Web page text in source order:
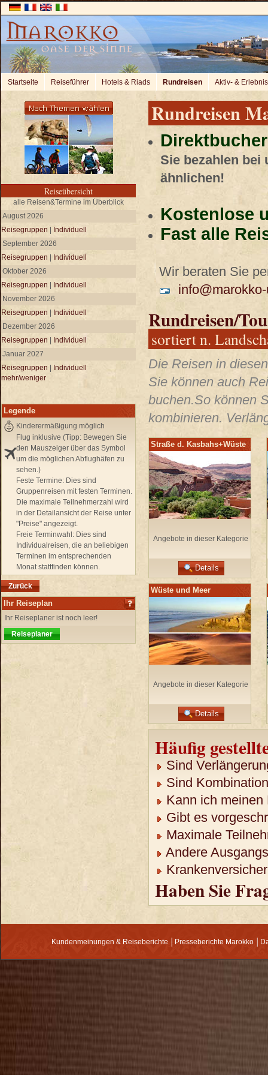
Startseite Reiseführer Hotels & Riads Rundreisen Aktiv- &
Reiseübersicht
alle Reisen&Termine im Überblick
August 2026
Reisegruppen
Individuell
September 2026
Reisegruppen
Individuell
Oktober 2026
Reisegruppen
Individuell
November 2026
Reisegruppen
Individuell
Dezember 2026
Reisegruppen
Individuell
Januar 2027
Reisegruppen
Individuell
mehr/weniger
Legende
Kinderermäßigung möglich
Flug inklusive (Tipp: Bewegen Sie
den Mauszeiger über das Symbol
um die möglichen Abflughäfen zu
sehen.)
Feste Termine: Dies sind
Gruppenreisen mit festen Terminen.
Die maximale Teilnehmerzahl wird
in der Detailansicht der Reise unter
"Preise" angezeigt.
Freie Terminwahl: Dies sind
Individualreisen, die an beliebigen
Terminen im entsprechenden
Monat stattfinden können.
Zurück
Ihr Reiseplan
Ihr Reiseplaner ist noch leer!
Reiseplaner
Rundreisen
Sie bezahlen bei
ähnlichen!
Kostenlose
Fast alle
Wir beraten Sie
Rundreisen/
sortiert n.
Die Reisen in
Sie können auch
buchen.So können
kombinieren.
Straße d. Kasbahs+Wüste
Angebote in dieser Kategorie
Details
Wüste und Meer
Angebote in dieser Kategorie
Details
Häufig
Sind
Sind
Kann ich meinen
Gibt es
Maximale
Andere
Haben Sie
Kundenmeinungen & Reiseberichte Presseberichte Marokko